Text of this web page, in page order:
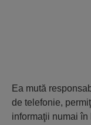
Ea mută
de telefonie,
informaţii numai